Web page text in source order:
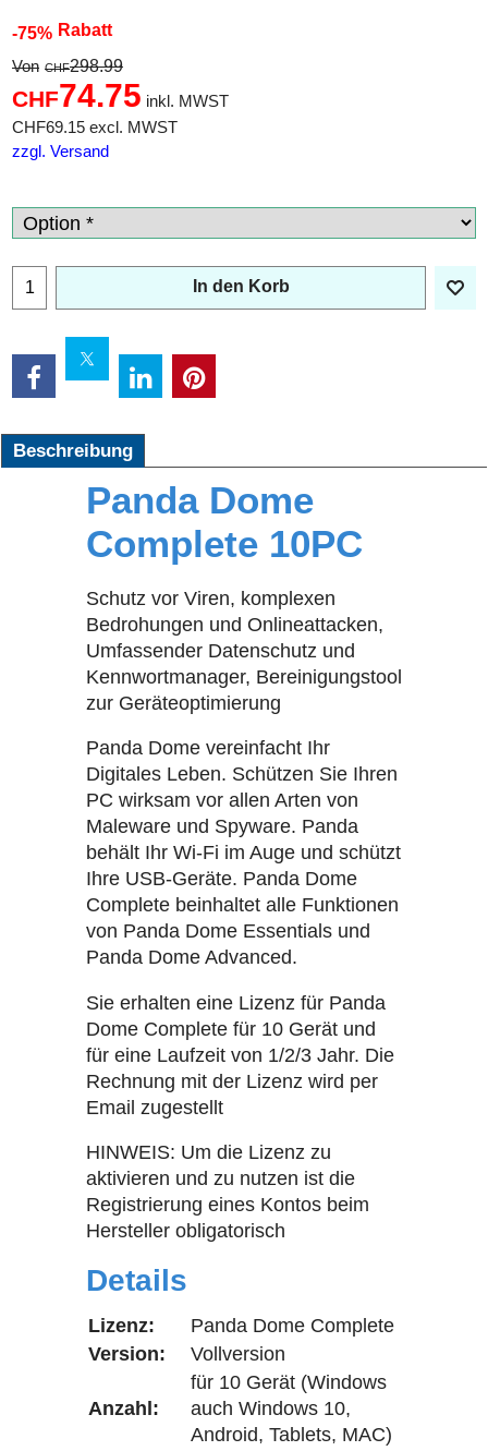
-75% Rabatt
Von CHF298.99
CHF74.75 inkl. MWST
CHF69.15 excl. MWST
zzgl. Versand
In den Korb
Beschreibung
Panda Dome
Complete 10PC
Schutz vor Viren, komplexen
Bedrohungen und Onlineattacken,
Umfassender Datenschutz und
Kennwortmanager, Bereinigungstool
zur Geräteoptimierung
Panda Dome vereinfacht Ihr
Digitales Leben. Schützen Sie Ihren
PC wirksam vor allen Arten von
Maleware und Spyware. Panda
behält Ihr Wi-Fi im Auge und schützt
Ihre USB-Geräte. Panda Dome
Complete beinhaltet alle Funktionen
von Panda Dome Essentials und
Panda Dome Advanced.
Sie erhalten eine Lizenz für Panda
Dome Complete für 10 Gerät und
für eine Laufzeit von 1/2/3 Jahr. Die
Rechnung mit der Lizenz wird per
Email zugestellt
HINWEIS: Um die Lizenz zu
aktivieren und zu nutzen ist die
Registrierung eines Kontos beim
Hersteller obligatorisch
Details
Lizenz:
Panda Dome Complete
Version:
Vollversion
Anzahl:
für 10 Gerät (Windows
auch Windows 10,
Android, Tablets, MAC)